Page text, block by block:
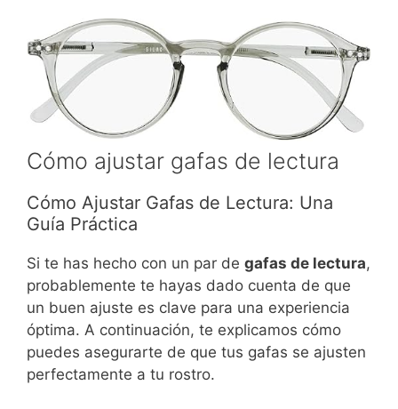
Cómo ajustar gafas de lectura
Cómo Ajustar Gafas de Lectura: Una
Guía Práctica
Si te has hecho con un par de gafas de lectura,
probablemente te hayas dado cuenta de que
un buen ajuste es clave para una experiencia
óptima. A continuación, te explicamos cómo
puedes asegurarte de que tus gafas se ajusten
perfectamente a tu rostro.